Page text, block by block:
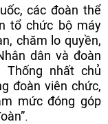
các đoàn thể
tổ chức bộ máy
chăm lo quyền,
dân và đoàn
nhất chủ
đoàn viên chức,
mức đóng góp